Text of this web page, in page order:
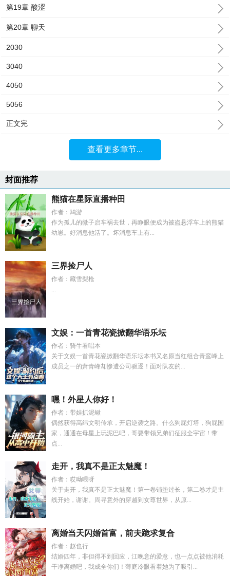
第19章 酸涩
第20章 聊天
2030
3040
4050
5056
正文完
查看更多章节...
封面推荐
熊猫在星际直播种田
作者：鸠游
作为孤儿的微子启车祸去世，再睁眼便成为被盗悬浮车上的熊猫
幼崽。好消息他活了。坏消息车上有...
三界捡尸人
作者：藏雪梨枪
...
文娱：一首青花瓷掀翻华语乐坛
作者：骑牛看唱本
关于文娱一首青花瓷掀翻华语乐坛本书又名原当红组合青鸾峰上
成员之一的萧青峰却惨遭公司驱逐！面对队友的...
嘿！外星人你好！
作者：带娃抓泥鳅
偶然获得高纬文明传承，开启逆袭之路。什么狗屁灯塔，狗屁国
家，通通在母星上玩泥巴吧，哥要带领兄弟们征服全宇宙！带
点...
走开，我真不是正太魅魔！
作者：哎呦喂呀
关于走开，我真不是正太魅魔！第一卷铺垫过长，第二卷才是主
线开始，谢谢。周寻意外的穿越到女尊世界，从原...
离婚当天闪婚首富，前夫跪求复合
作者：赵也行
结婚四年，非但得不到回应，江晚意的爱意，也一点点被他消耗
干净离婚吧，我成全你们！薄庭冷眼看着她为了吸引...